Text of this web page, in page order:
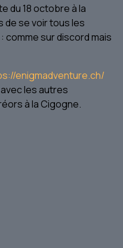
du 18 octobre à la
de se voir tous les
comme sur discord mais
enigmadventure.ch/
les autres
à la Cigogne.